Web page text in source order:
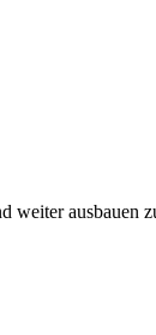
weiter ausbauen